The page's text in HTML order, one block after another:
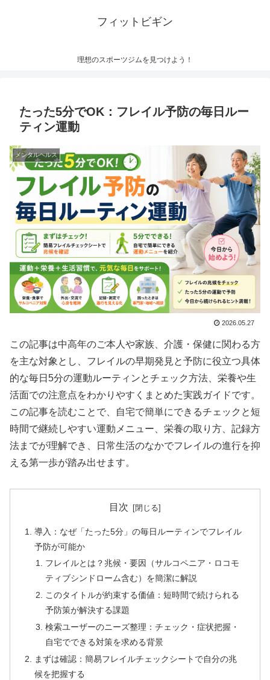
フィットビギン
理想のスポーツジムを見つけよう！
たった5分でOK：フレイル予防の毎日ルー
ティン運動
メンタルヘルス
2026.05.27
この記事は中高年のご本人や家族、介護・保健に関わる方
を主な対象とし、フレイルの早期発見と予防に役立つ具体
的な毎日5分の運動ルーティンとチェック方法、栄養や生
活面での注意点をわかりやすくまとめた実践ガイドです。
この記事を読むことで、自宅で簡単にできるチェックと短
時間で継続しやすい運動メニュー、栄養の取り方、記録方
法までが理解でき、日常生活のなかでフレイルの進行を抑
える第一歩が踏み出せます。
目次
導入：なぜ「たった5分」の毎日ルーティンでフレイル
予防が可能か
フレイルとは？兆候・要因（サルコペニア・ロコモ
ティブシンドローム含む）を簡潔に解説
このタイトルが約束する価値：短時間で続けられる
予防策が解決する課題
検索ユーザーのニーズ整理：チェック・症状把握・
自宅でできる対策を求める背景
まずは確認：簡易フレイルチェックシートで自分の兆
候を把握する